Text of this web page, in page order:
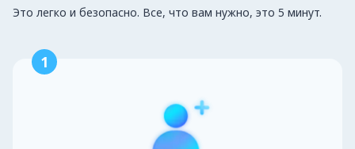
Это легко и безопасно. Все, что вам нужно, это 5 минут.
1